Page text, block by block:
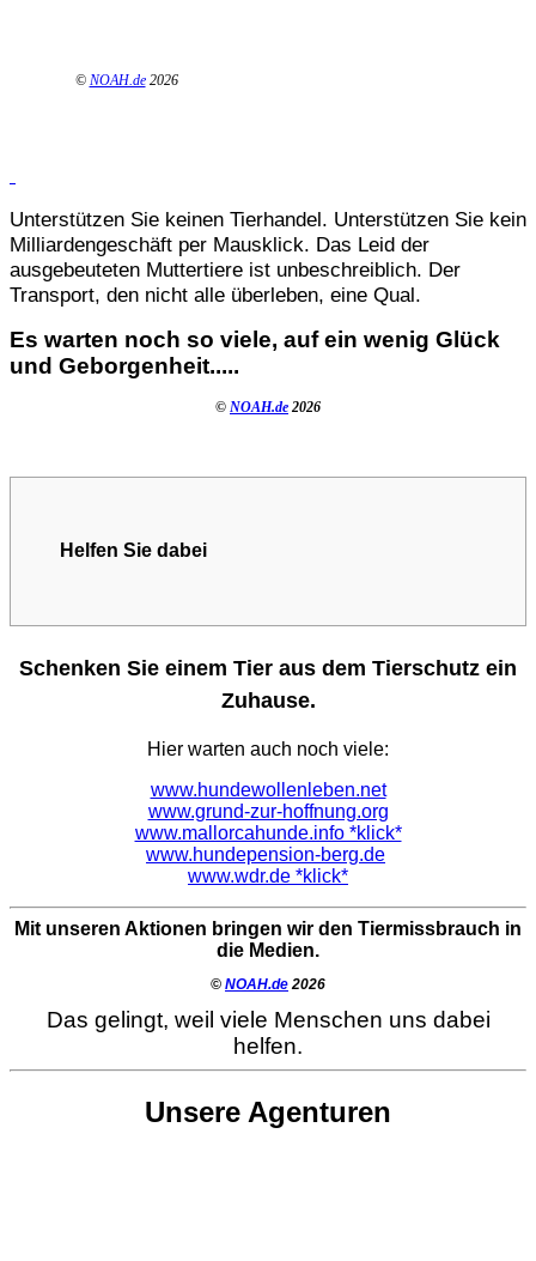
© NOAH.de 2026
Unterstützen Sie keinen Tierhandel. Unterstützen Sie kein
Milliardengeschäft per Mausklick. Das Leid der
ausgebeuteten Muttertiere ist unbeschreiblich. Der
Transport, den nicht alle überleben, eine Qual.
Es warten noch so viele, auf ein wenig Glück
und Geborgenheit.....
© NOAH.de 2026
Helfen Sie dabei
Schenken Sie einem Tier aus dem Tierschutz ein
Zuhause.
Hier warten auch noch viele:
www.hundewollenleben.net
www.grund-zur-hoffnung.org
www.mallorcahunde.info *klick*
www.hundepension-berg.de
www.wdr.de *klick*
Mit unseren Aktionen bringen wir den Tiermissbrauch in
die Medien.
© NOAH.de 2026
Das gelingt, weil viele Menschen uns dabei
helfen.
Unsere Agenturen